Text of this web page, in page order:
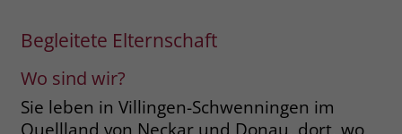
Begleitete Elternschaft
Wo sind wir?
Sie leben in Villingen-Schwenningen im
Quellland von Neckar und Donau, dort, wo
Laufzeit 30 Minuten
Name _gcl_au
Anbieter Google Ads
Laufzeit 90 Tage